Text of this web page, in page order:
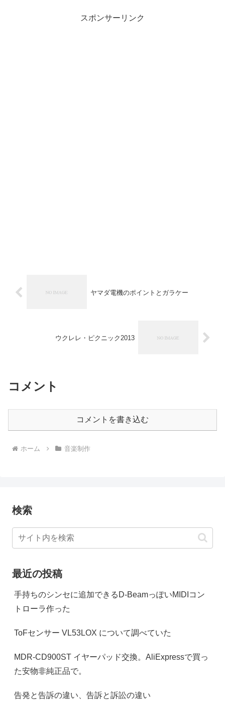
スポンサーリンク
ヤマダ電機のポイントとガラケー
ウクレレ・ピクニック2013
コメント
コメントを書き込む
ホーム 音楽制作
検索
最近の投稿
手持ちのシンセに追加できるD-BeamっぽいMIDIコン
トローラ作った
ToFセンサー VL53LOX について調べていた
MDR-CD900ST イヤーパッド交換。AliExpressで買っ
た安物非純正品で。
告発と告訴の違い、告訴と訴訟の違い